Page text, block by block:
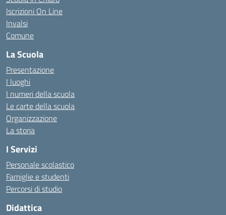
Iscrizioni On Line
Invalsi
Comune
La Scuola
Presentazione
I luoghi
I numeri della scuola
Le carte della scuola
Organizzazione
La storia
I Servizi
Personale scolastico
Famiglie e studenti
Percorsi di studio
Didattica